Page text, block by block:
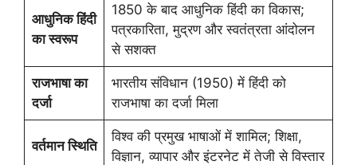
आधुनिक हिंदी
का स्वरूप
1850 के बाद आधुनिक हिंदी का विकास;
पत्रकारिता, मुद्रण और स्वतंत्रता आंदोलन
से सशक्त
राजभाषा का
दर्जा
भारतीय संविधान (1950) में हिंदी को
राजभाषा का दर्जा मिला
वर्तमान स्थिति
विश्व की प्रमुख भाषाओं में शामिल; शिक्षा,
विज्ञान, व्यापार और इंटरनेट में तेजी से विस्तार